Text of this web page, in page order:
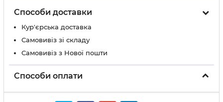
Способи доставки
Кур'єрська доставка
Самовивіз зі складу
Самовивіз з Нової пошти
Способи оплати